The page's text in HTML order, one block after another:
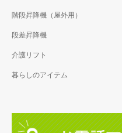
階段昇降機（屋外用）
段差昇降機
介護リフト
暮らしのアイテム